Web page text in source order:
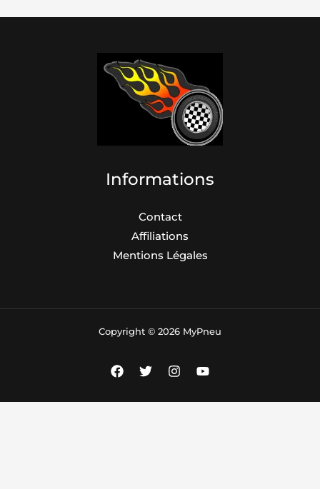
Informations
Contact
Affiliations
Mentions Légales
Copyright © 2026 MyPneu